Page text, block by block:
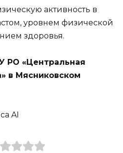
активность в
уровнем физичес­кой
здоровья.
РО «Центральная
в Мясниковском
AI